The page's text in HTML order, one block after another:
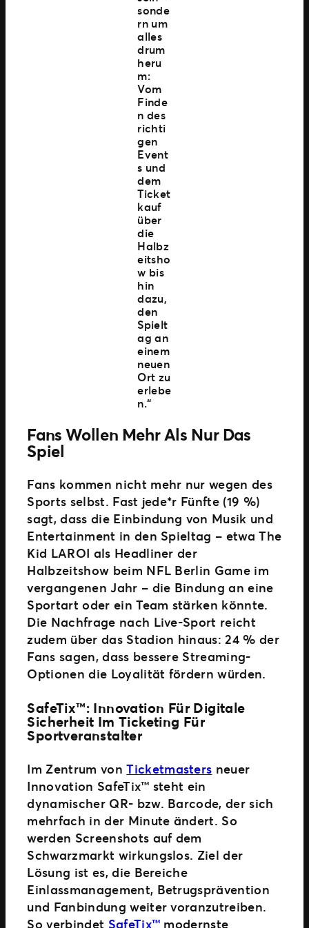
sonde
rn um
alles
drum
heru
m:
Vom
Finde
n des
richti
gen
Event
s und
dem
Ticket
kauf
über
die
Halbz
eitsho
w bis
hin
dazu,
den
Spielt
ag an
einem
neuen
Ort zu
erlebe
n.“
Fans Wollen Mehr Als Nur Das
Spiel
Fans kommen nicht mehr nur wegen des
Sports selbst. Fast jede*r Fünfte (19 %)
sagt, dass die Einbindung von Musik und
Entertainment in den Spieltag – etwa The
Kid LAROI als Headliner der
Halbzeitshow beim NFL Berlin Game im
vergangenen Jahr – die Bindung an eine
Sportart oder ein Team stärken könnte.
Die Nachfrage nach Live-Sport reicht
zudem über das Stadion hinaus: 24 % der
Fans sagen, dass bessere Streaming-
Optionen die Loyalität fördern würden.
SafeTix™: Innovation Für Digitale
Sicherheit Im Ticketing Für
Sportveranstalter
Im Zentrum vonTicketmasters neuer
Innovation SafeTix™ steht ein
dynamischer QR- bzw. Barcode, der sich
mehrfach in der Minute ändert. So
werden Screenshots auf dem
Schwarzmarkt wirkungslos. Ziel der
Lösung ist es, die Bereiche
Einlassmanagement, Betrugsprävention
und Fanbindung weiter voranzutreiben.
So verbindet SafeTix™ modernste